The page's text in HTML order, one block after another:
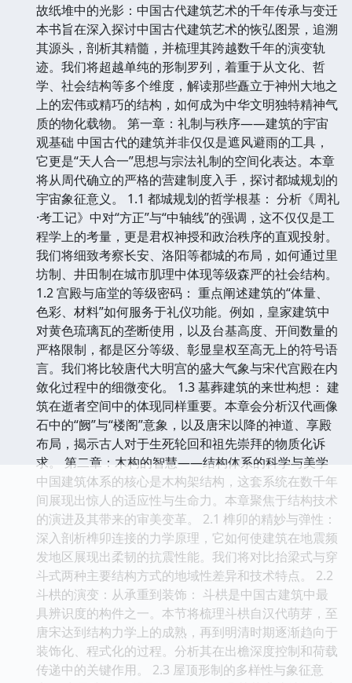
故纸堆中的光影：中国古代建筑艺术的千年传承与变迁
本书旨在深入探讨中国古代建筑艺术的恢弘图景，追溯
其源头，剖析其精髓，并梳理其跨越数千年的演变轨
迹。我们将超越单纯的形制罗列，着重于从文化、哲
学、社会结构等多个维度，解读那些矗立于神州大地之
上的宏伟或精巧的结构，如何成为中华文明独特精神气
质的物化载物。 第一章：礼制与秩序——建筑的宇宙
观基础 中国古代的建筑并非仅仅是遮风避雨的工具，
它更是“天人合一”思想与宗法礼制的空间化表达。本章
将从周代确立的严格的营建制度入手，探讨都城规划的
宇宙象征意义。 1.1 都城规划的哲学根基： 分析《周礼
·考工记》中对“方正”与“中轴线”的强调，这不仅仅是工
程学上的考量，更是君权神授和政治秩序的直观投射。
我们将细致考察长安、洛阳等都城的布局，如何通过里
坊制、井田制在城市肌理中体现等级森严的社会结构。
1.2 宫殿与庙堂的等级密码： 重点阐述建筑的“体量、
色彩、材料”如何服务于礼仪功能。例如，皇家建筑中
对黄色琉璃瓦的垄断使用，以及台基高度、开间数量的
严格限制，都是区分等级、彰显皇权至高无上的符号语
言。我们将比较唐代大明宫的盛大气象与宋代宫殿在内
敛化过程中的细微变化。 1.3 墓葬建筑的来世构想： 建
筑在逝者空间中的体现同样重要。本章会分析汉代画像
石中的“阙”与“楼阁”意象，以及唐宋以降的神道、享殿
布局，揭示古人对于生死轮回和祖先崇拜的物质化诉
求。 第二章：木构的智慧——结构体系的科学与美学
中国建筑体系的核心是木构架结构，这套系统在数千年
间展现出惊人的适应性与生命力。本章聚焦于结构技术
的演进及其带来的审美变革。 2.1 榫卯的精妙与弹性：
深入剖析榫卯连接的力学原理，它如何使建筑在地震频
发地区展现出柔韧的抗震性能。我们将对比抬梁式与穿
斗式两种主要结构方式的地域性差异和技术特点。 2.2
斗栱的演变：从承重到装饰： 斗栱是中国古建筑中最
具辨识度的构件之一。本节将梳理斗栱自汉代萌芽，至
唐宋达到结构力学上的成熟，再到明清时期逐渐趋向于
装饰化、程式化的过程。分析其在出檐深度控制和荷载
传递中的关键作用。 2.3 屋顶形制的多样性与象征意